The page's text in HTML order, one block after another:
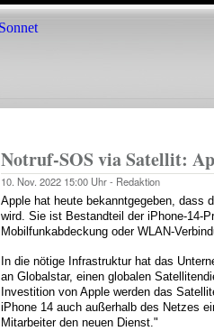
Notruf-SOS via Satellit:
10. Nov. 2022 15:00 Uhr - Redaktion
Apple hat heute bekanntgegeben, dass
wird. Sie ist Bestandteil der iPhone-14-
Mobilfunkabdeckung oder WLAN-
In die nötige Infrastruktur hat das
an Globalstar, einen globalen
Investition von Apple werden das
iPhone 14 auch außerhalb des Netzes
Mitarbeiter den neuen Dienst."